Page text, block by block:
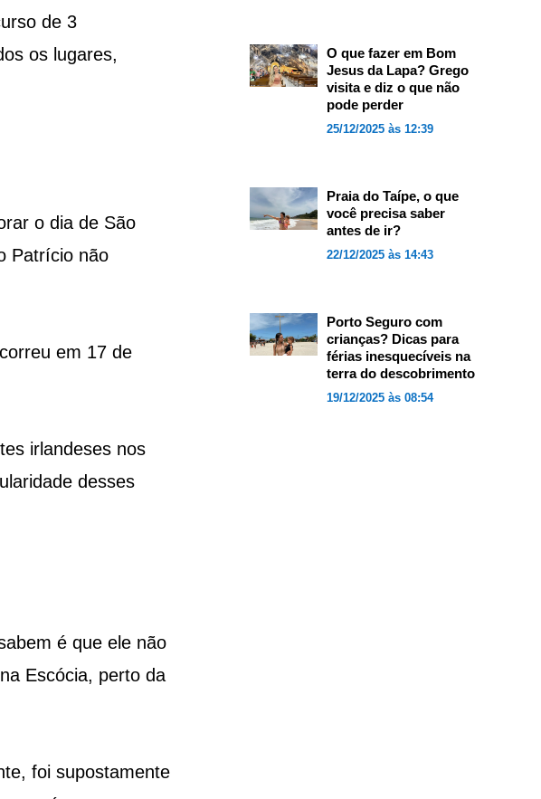
de 3
os lugares,
o dia de São
Patrício não
em 17 de
irlandeses nos
desses
é que ele não
Escócia, perto da
foi supostamente
O que fazer em Bom
Jesus da Lapa? Grego
visita e diz o que não
pode perder
25/12/2025 às 12:39
Praia do Taípe, o que
você precisa saber
antes de ir?
22/12/2025 às 14:43
Porto Seguro com
crianças? Dicas para
férias inesquecíveis na
terra do descobrimento
19/12/2025 às 08:54